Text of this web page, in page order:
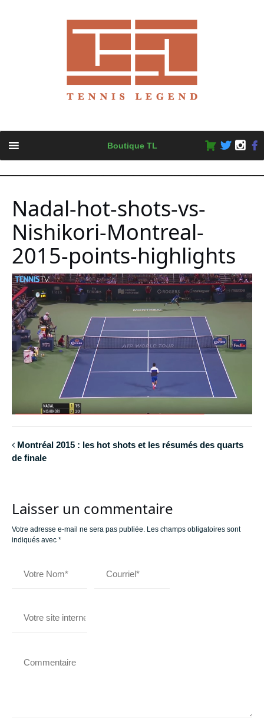
content
Boutique TL
Nadal-hot-shots-vs-
Nishikori-Montreal-
2015-points-highlights
Montréal 2015 : les hot shots et les résumés des quarts
de finale
Laisser un commentaire
Votre adresse e-mail ne sera pas publiée. Les champs obligatoires sont
indiqués avec *